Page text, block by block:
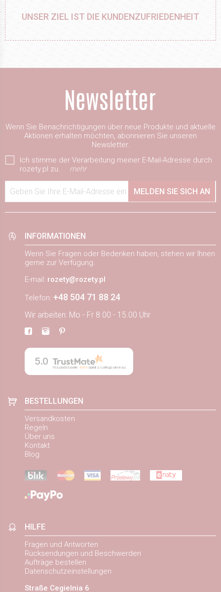
UNSER ZIEL IST DIE KUNDENZUFRIEDENHEIT
Wenn Sie Benachrichtigungen über neue Produkte und aktuelle
Aktionen erhalten möchten, abonnieren Sie unseren
Newsletter.
Ich stimme der Verarbeitung meiner E-Mail-Adresse durch
rozety.pl zu.
mehr
Geben Sie Ihre E-Mail-Adresse ein MELDEN SIE SICH AN
INFORMATIONEN
Wenn Sie Fragen oder Bedenken haben, stehen wir Ihnen
gerne zur Verfügung.
E-mail: rozety@rozety.pl
Telefon: +48 504 71 88 24
Wir arbeiten: Mo - Fr 8.00 - 15.00 Uhr
5.0
Na podstawie 884opinii z całego okresu
BESTELLUNGEN
Versandkosten
Regeln
Über uns
Kontakt
Blog
HILFE
Fragen und Antworten
Rücksendungen und Beschwerden
Aufträge bestellen
Datenschutzeinstellungen
Straße Cegielnia 6